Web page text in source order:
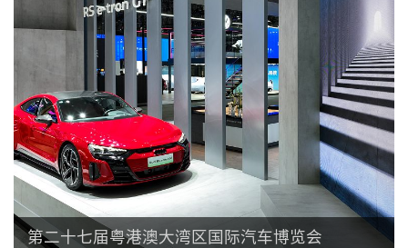
第二十七届粤港澳大湾区国际汽车博览会